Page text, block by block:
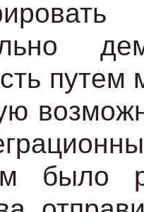
было